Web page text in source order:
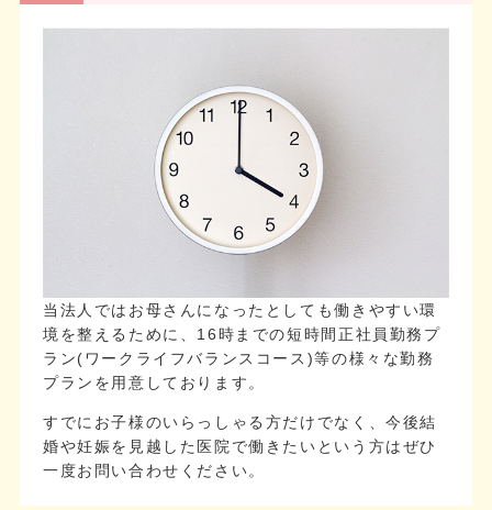
当法人ではお母さんになったとしても働きやすい環
境を整えるために、16時までの短時間正社員勤務プ
ラン(ワークライフバランスコース)等の様々な勤務
プランを用意しております。
すでにお子様のいらっしゃる方だけでなく、今後結
婚や妊娠を見越した医院で働きたいという方はぜひ
一度お問い合わせください。